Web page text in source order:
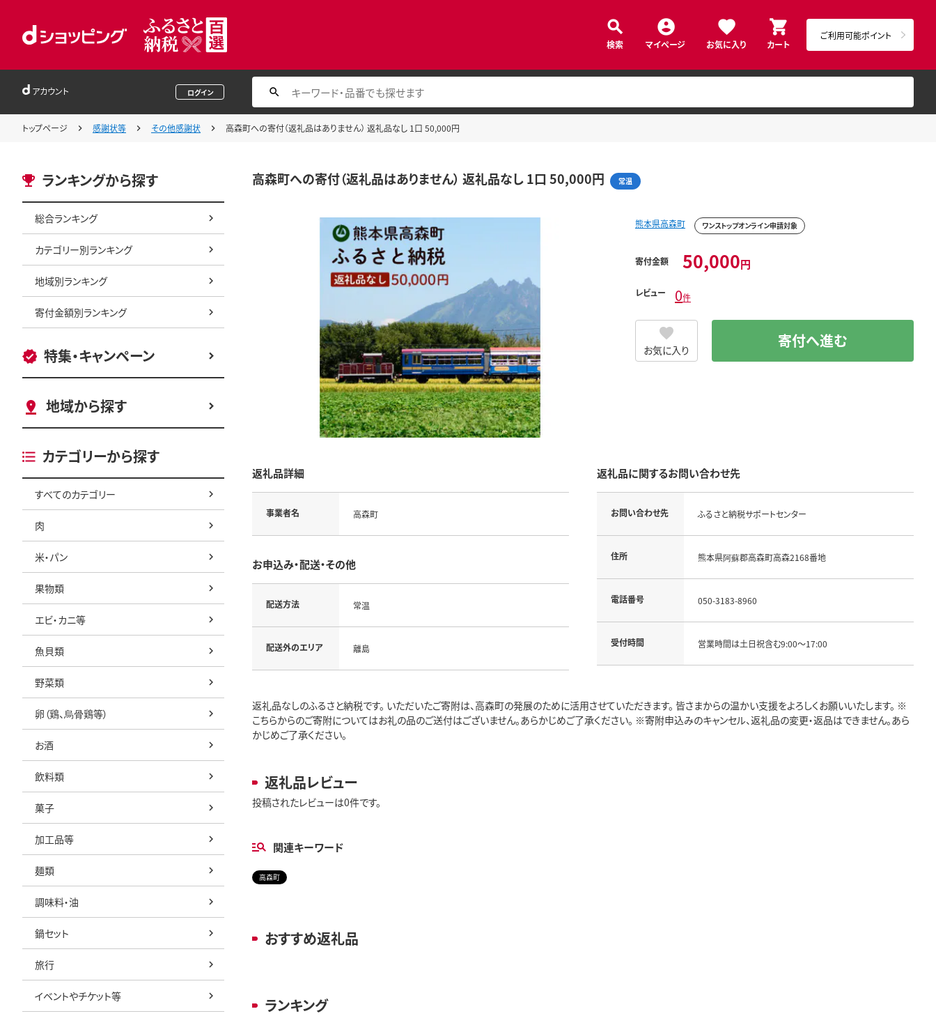
検索 マイページ お気に入り カート
ご利用可能ポイント
アカウント ログイン
トップページ 感謝状等 その他感謝状 高森町への寄付（返礼品はありません） 返礼品なし 1口 50,000円
ランキングから探す
総合ランキング
カテゴリー別ランキング
地域別ランキング
寄付金額別ランキング
特集・キャンペーン
地域から探す
カテゴリーから探す
すべてのカテゴリー
肉
米・パン
果物類
エビ・カニ等
魚貝類
野菜類
卵（鶏、烏骨鶏等）
お酒
飲料類
菓子
加工品等
麺類
調味料・油
鍋セット
旅行
イベントやチケット等
高森町への寄付（返礼品はありません） 返礼品なし 1口 50,000円 常温
熊本県高森町 ワンストップオンライン申請対象
寄付金額 50,000円
レビュー 0件
お気に入り 寄付へ進む
返礼品詳細
事業者名 高森町
お申込み・配送・その他
配送方法 常温
配送外のエリア 離島
返礼品に関するお問い合わせ先
お問い合わせ先 ふるさと納税サポートセンター
住所 熊本県阿蘇郡高森町高森2168番地
電話番号 050-3183-8960
受付時間 営業時間は土日祝含む9:00～17:00
返礼品なしのふるさと納税です。 いただいたご寄附は、高森町の発展のために活用させていただきます。 皆さまからの温かい支援をよろしくお願いいたします。 ※
こちらからのご寄附についてはお礼の品のご送付はございません。あらかじめご了承ください。 ※寄附申込みのキャンセル、返礼品の変更・返品はできません。あら
かじめご了承ください。
返礼品レビュー
投稿されたレビューは0件です。
関連キーワード
高森町
おすすめ返礼品
ランキング